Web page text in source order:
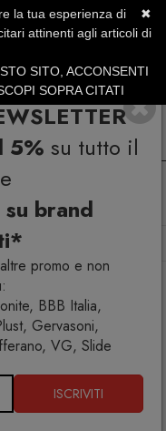
5% su tutto il
brand
promo e non
BBB Italia,
Gervasoni,
VG, Slide
ISCRIVITI
di Sconto
Him & Her Opaca sedia
✖
la tua esperienza di
attinenti agli articoli di
SITO, ACCONSENTI
SOPRA CITATI